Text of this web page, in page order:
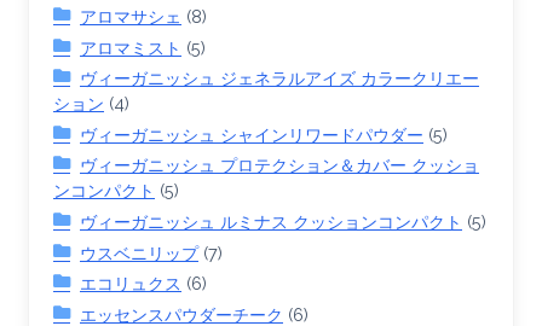
アロマサシェ (8)
アロマミスト (5)
ヴィーガニッシュ ジェネラルアイズ カラークリエー
ション (4)
ヴィーガニッシュ シャインリワードパウダー (5)
ヴィーガニッシュ プロテクション＆カバー クッショ
ンコンパクト (5)
ヴィーガニッシュ ルミナス クッションコンパクト (5)
ウスベニリップ(7)
エコリュクス (6)
エッセンスパウダーチーク (6)